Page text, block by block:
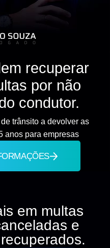
recuperar
por não
condutor.
trânsito a devolver as
anos para empresas
em multas
e